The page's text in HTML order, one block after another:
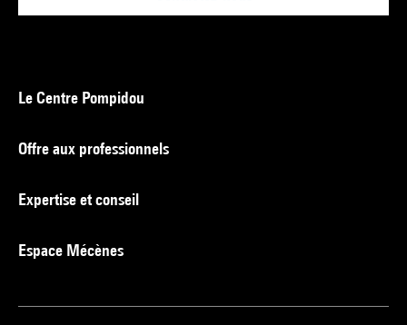
Le Centre Pompidou
Offre aux professionnels
Expertise et conseil
Espace Mécènes